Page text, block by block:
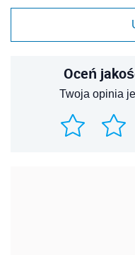
Oceń
Twoja opinia